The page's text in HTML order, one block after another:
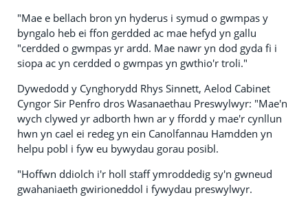
"Mae e bellach bron yn hyderus i symud o gwmpas y
byngalo heb ei ffon gerdded ac mae hefyd yn gallu
"cerdded o gwmpas yr ardd. Mae nawr yn dod gyda fi i
siopa ac yn cerdded o gwmpas yn gwthio'r troli."
Dywedodd y Cynghorydd Rhys Sinnett, Aelod Cabinet
Cyngor Sir Penfro dros Wasanaethau Preswylwyr: "Mae'n
wych clywed yr adborth hwn ar y ffordd y mae'r cynllun
hwn yn cael ei redeg yn ein Canolfannau Hamdden yn
helpu pobl i fyw eu bywydau gorau posibl.
"Hoffwn ddiolch i'r holl staff ymroddedig sy'n gwneud
gwahaniaeth gwirioneddol i fywydau preswylwyr.